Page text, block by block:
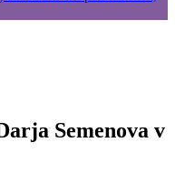
Semenova v